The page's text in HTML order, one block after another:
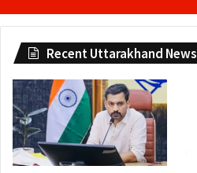
Recent Uttarakhand News